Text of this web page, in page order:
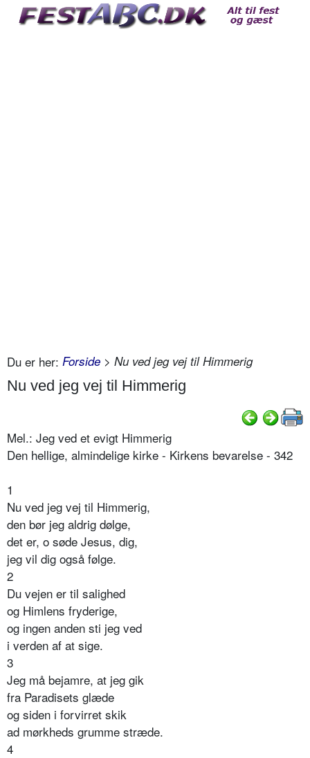
Du er her: Forside > Nu ved jeg vej til Himmerig
Nu ved jeg vej til Himmerig
Mel.: Jeg ved et evigt Himmerig
Den hellige, almindelige kirke - Kirkens bevarelse - 342
1
Nu ved jeg vej til Himmerig,
den bør jeg aldrig dølge,
det er, o søde Jesus, dig,
jeg vil dig også følge.
2
Du vejen er til salighed
og Himlens fryderige,
og ingen anden sti jeg ved
i verden af at sige.
3
Jeg må bejamre, at jeg gik
fra Paradisets glæde
og siden i forvirret skik
ad mørkheds grumme stræde.
4